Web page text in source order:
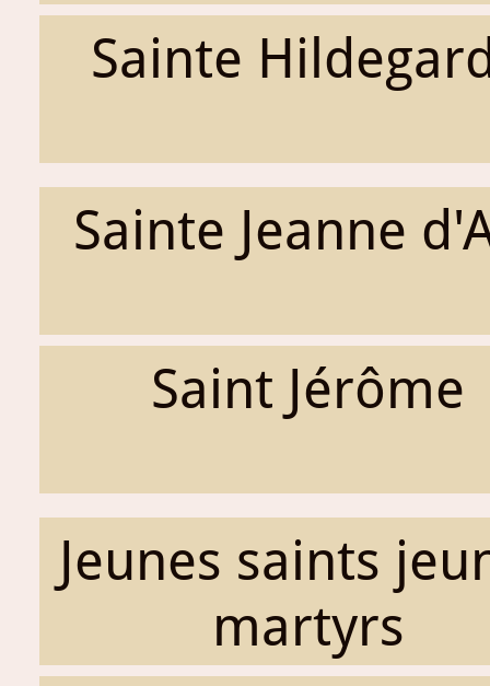
Sainte
Sainte Jeanne
Saint Jérôme
Jeunes saints
martyrs